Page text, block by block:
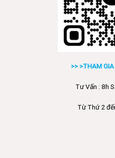
>> >THAM
Tư Vấn : 8h
Từ Thứ 2